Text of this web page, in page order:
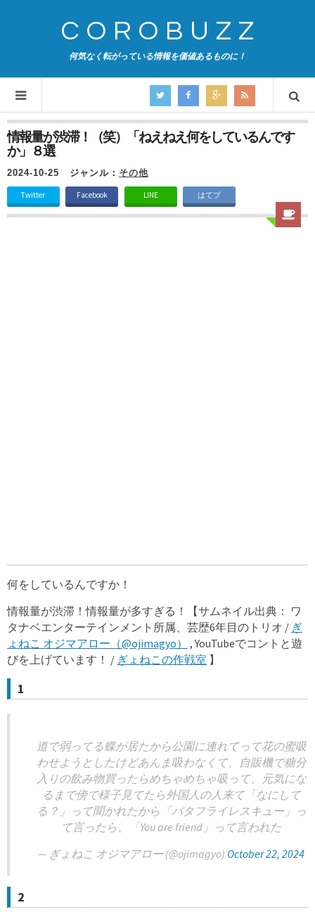
COROBUZZ
何気なく転がっている情報を価値あるものに！
情報量が渋滞！（笑）「ねえねえ何をしているんです
か」８選
2024-10-25 ジャンル： その他
Twitter Facebook LINE はてブ
何をしているんですか！
情報量が渋滞！情報量が多すぎる！【サムネイル出典： ワ
タナベエンターテインメント所属、芸歴6年目のトリオ / ぎ
ょねこ オジマアロー（@ojimagyo）
, YouTubeでコントと遊
びを上げています！ / ぎょねこの作戦室 】
1
道で弱ってる蝶が居たから公園に連れてって花の蜜吸
わせようとしたけどあんま吸わなくて、自販機で糖分
入りの飲み物買ったらめちゃめちゃ吸って、元気にな
るまで傍で様子見てたら外国人の人来て「なにして
る？」って聞かれたから「バタフライレスキュー」っ
て言ったら、「You are friend」って言われた
— ぎょねこ オジマアロー (@ojimagyo) October 22, 2024
2